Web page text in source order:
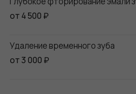
от 4 500 ₽
Удаление временного зуба
от 3 000 ₽